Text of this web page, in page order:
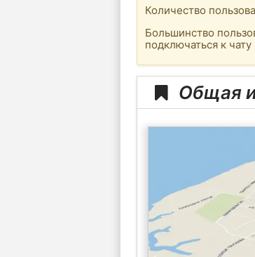
Количество
Большинство
подключаться к
Общая